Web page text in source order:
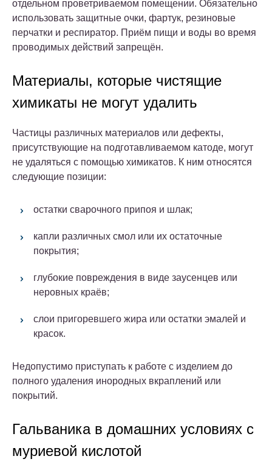
отдельном проветриваемом помещении. Обязательно
использовать защитные очки, фартук, резиновые
перчатки и респиратор. Приём пищи и воды во время
проводимых действий запрещён.
Материалы, которые чистящие
химикаты не могут удалить
Частицы различных материалов или дефекты,
присутствующие на подготавливаемом катоде, могут
не удаляться с помощью химикатов. К ним относятся
следующие позиции:
остатки сварочного припоя и шлак;
капли различных смол или их остаточные
покрытия;
глубокие повреждения в виде заусенцев или
неровных краёв;
слои пригоревшего жира или остатки эмалей и
красок.
Недопустимо приступать к работе с изделием до
полного удаления инородных вкраплений или
покрытий.
Гальваника в домашних условиях с
муриевой кислотой